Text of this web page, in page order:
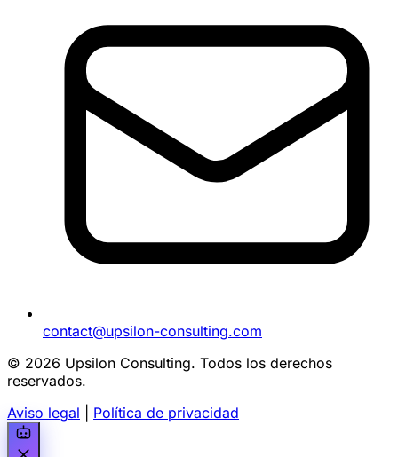
contact@upsilon-consulting.com
© 2026 Upsilon Consulting. Todos los derechos
reservados.
Aviso legal
Política de privacidad